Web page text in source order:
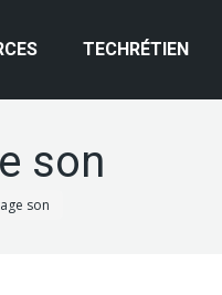
TECHRÉTIEN
son
son